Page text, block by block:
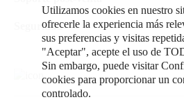
Seguridad
Utilizamos cookies en nuestro
ofrecerle la experiencia más
sus preferencias y visitas
"Aceptar", acepte el uso de
Sin embargo, puede visitar
cookies para proporcionar un
controlado.